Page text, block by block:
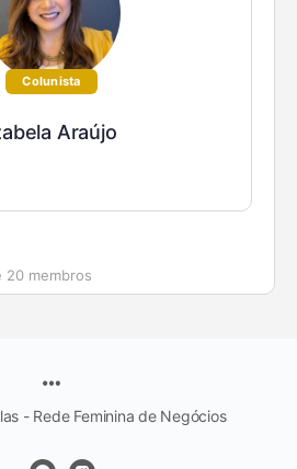
Colunista
Araújo
20 membros
- Rede Feminina de Negócios